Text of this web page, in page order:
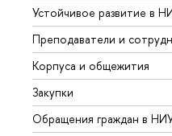
Устойчивое развитие в
Преподаватели и
Корпуса и общежития
Закупки
Обращения граждан в